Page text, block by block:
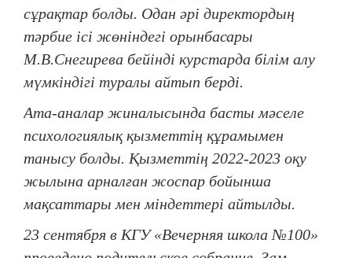
сұрақтар болды. Одан әрі директордың
тәрбие ісі жөніндегі орынбасары
М.В.Снегирева бейінді курстарда білім алу
мүмкіндігі туралы айтып берді.
Ата-аналар жиналысында басты мәселе
психологиялық қызметтің құрамымен
танысу болды. Қызметтің 2022-2023 оқу
жылына арналған жоспар бойынша
мақсаттары мен міндеттері айтылды.
23 сентября в КГУ «Вечерняя школа №100»